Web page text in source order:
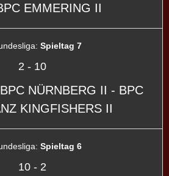
EMMERING II
Spieltag 7
2 - 10
NÜRNBERG II - BPC
KINGFISHERS II
Spieltag 6
10 - 2